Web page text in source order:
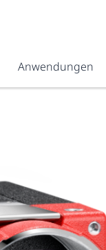
Anwendungen